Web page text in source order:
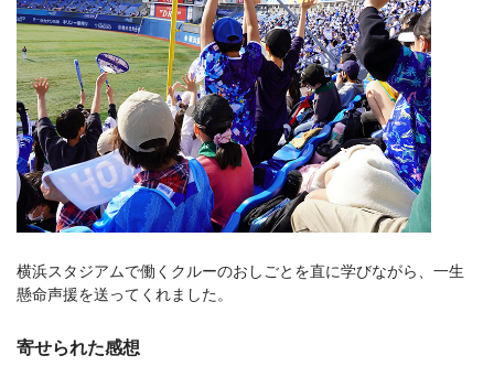
横浜スタジアムで働くクルーのおしごとを直に学びながら、一生
懸命声援を送ってくれました。
寄せられた感想